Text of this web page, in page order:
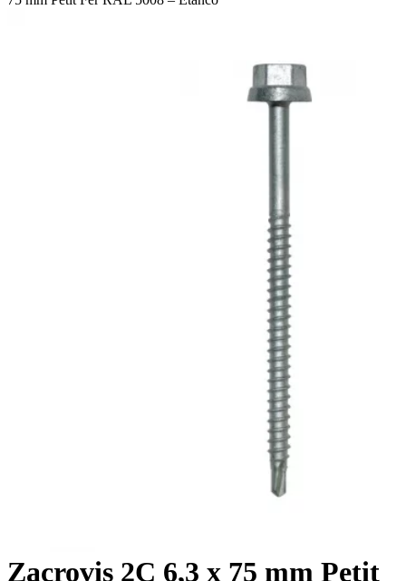
Zacrovis 2C 6,3 x 75 mm Petit